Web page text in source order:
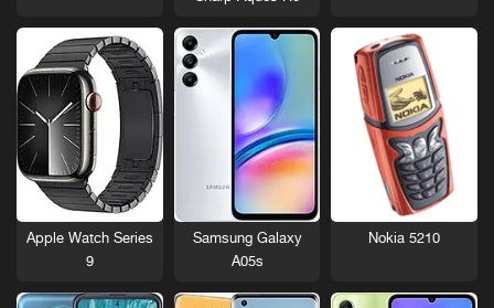
Nokia 5210
Samsung Galaxy
A05s
Apple Watch Series
9